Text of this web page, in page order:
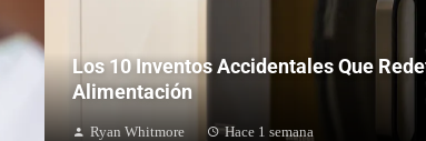
Los 10 Inventos Accidentales Que
Alimentación
Ryan Whitmore Hace 1 semana